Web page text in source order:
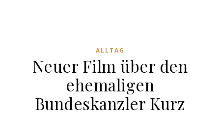
ALLTAG
Neuer Film über den
ehemaligen
Bundeskanzler Kurz